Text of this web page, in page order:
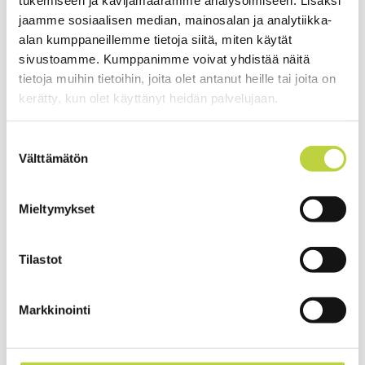
jaamme sosiaalisen median, mainosalan ja analytiikka-
alan kumppaneillemme tietoja siitä, miten käytät
sivustoamme. Kumppanimme voivat yhdistää näitä
tietoja muihin tietoihin, joita olet antanut heille tai joita on
kerätty, kun olet käyttänyt heidän palvelujaan.
valinta
Välttämätön
Mieltymykset
Tilastot
Markkinointi
käytössä. Leikkuuterää voidaan kääntää pikalukolla
haluttuun kulmaan.
Malli Ego Power+ HTX5300-PA
Jännite 56V (Ego Power+ ARC litium akut)
Terän pituus
Rungon materiaali Iskunkestävä polypropeeni/hiilikuitu
tehonsäätö
kierrosluku